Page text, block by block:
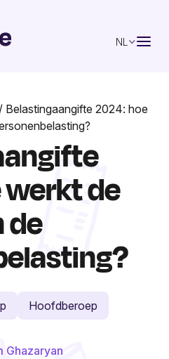
NL
/ Belastingaangifte 2024: hoe
de
de
Hoofdberoep
Ghazaryan